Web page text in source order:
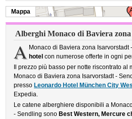
Mappa
Alberghi Monaco di Baviera
A Monaco di Baviera zona
hotel con numerose offerte in ogni
Il prezzo più basso per notte riscontrato
Monaco di Baviera zona Isarvorstadt -
presso Leonardo Hotel München City
Expedia.
Le catene alberghiere disponibili a
- Sendling sono Best Western, Mercure